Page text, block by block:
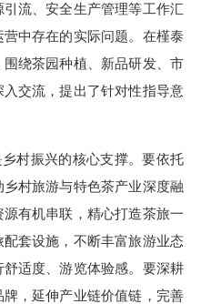
流、安全生产管理等工作汇
中存在的实际问题。在槿泰
绕茶园种植、新品研发、市
交流，提出了针对性指导意
村振兴的核心支撑。要依托
村旅游与特色茶产业深度融
有机串联，精心打造茶旅一
套设施，不断丰富旅游业态
适度、游览体验感。要深耕
，延伸产业链价值链，完善